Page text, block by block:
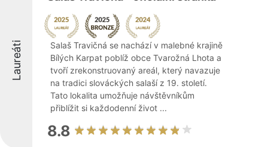
Laureáti
Salaš Travičná se nachází v malebné krajině
Bílých Karpat poblíž obce Tvarožná Lhota a
tvoří zrekonstruovaný areál, který navazuje
na tradici slováckých salaší z 19. století.
Tato lokalita umožňuje návštěvníkům
přiblížit si každodenní život ...
8.8